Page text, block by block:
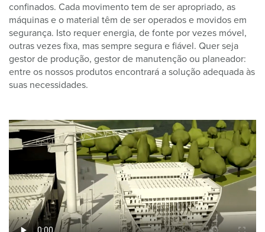
confinados. Cada movimento tem de ser apropriado, as
máquinas e o material têm de ser operados e movidos em
segurança. Isto requer energia, de fonte por vezes móvel,
outras vezes fixa, mas sempre segura e fiável. Quer seja
gestor de produção, gestor de manutenção ou planeador:
entre os nossos produtos encontrará a solução adequada às
suas necessidades.